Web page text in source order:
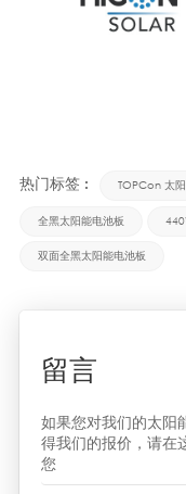
热门标签 : TOPCon 太
全黑太阳能电池板
双面全黑太阳能电池板
留言
如果您对我们的太阳
得我们的报价，请在
您